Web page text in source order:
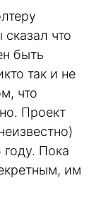
что
быть
так и не
что
Проект
году. Пока
им